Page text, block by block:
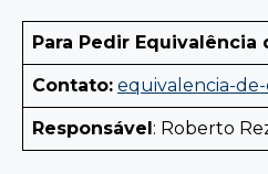
Para Pedir Equivalência
Contato: equivalencia-
Responsável: Roberto